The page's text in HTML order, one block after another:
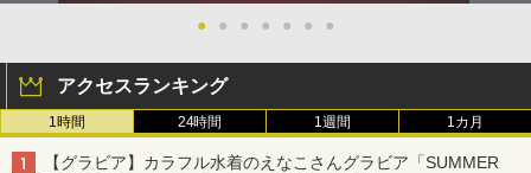
● ● ● ● ● ● ●
アクセスランキング
1時間 24時間 1週間 1カ月
【グラビア】カラフル水着のえなこさんグラビア「SUMMER